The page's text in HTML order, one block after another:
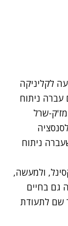
בגיל 27, היא נסעה לקליניקה
עברה ניתוח
שרל
ניתוח
ולמעשה,
גם בחיים
שם לתעודת